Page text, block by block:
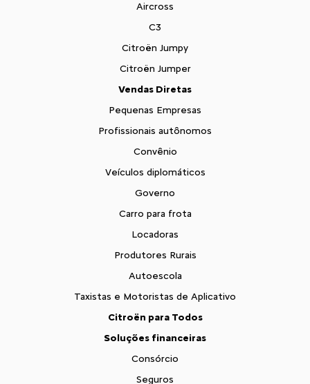
Aircross
C3
Citroën Jumpy
Citroën Jumper
Vendas Diretas
Pequenas Empresas
Profissionais autônomos
Convênio
Veículos diplomáticos
Governo
Carro para frota
Locadoras
Produtores Rurais
Autoescola
Taxistas e Motoristas de Aplicativo
Citroën para Todos
Soluções financeiras
Consórcio
Seguros